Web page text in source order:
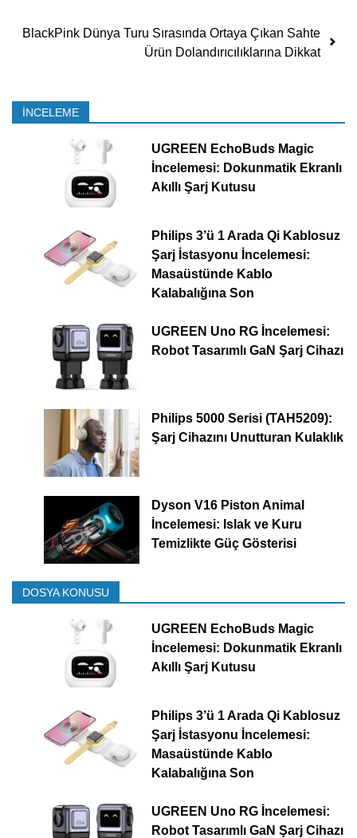
BlackPink Dünya Turu Sırasında Ortaya Çıkan Sahte
Ürün Dolandırıcılıklarına Dikkat
İNCELEME
UGREEN EchoBuds Magic
İncelemesi: Dokunmatik Ekranlı
Akıllı Şarj Kutusu
Philips 3’ü 1 Arada Qi Kablosuz
Şarj İstasyonu İncelemesi:
Masaüstünde Kablo
Kalabalığına Son
UGREEN Uno RG İncelemesi:
Robot Tasarımlı GaN Şarj Cihazı
Philips 5000 Serisi (TAH5209):
Şarj Cihazını Unutturan Kulaklık
Dyson V16 Piston Animal
İncelemesi: Islak ve Kuru
Temizlikte Güç Gösterisi
DOSYA KONUSU
UGREEN EchoBuds Magic
İncelemesi: Dokunmatik Ekranlı
Akıllı Şarj Kutusu
Philips 3’ü 1 Arada Qi Kablosuz
Şarj İstasyonu İncelemesi:
Masaüstünde Kablo
Kalabalığına Son
UGREEN Uno RG İncelemesi:
Robot Tasarımlı GaN Şarj Cihazı